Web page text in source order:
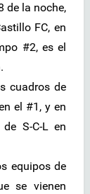
de la noche,
FC, en
#2, es el
cuadros de
el #1, y en
S-C-L en
equipos de
se vienen